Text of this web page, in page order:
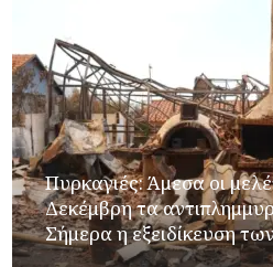
Πυρκαγιές: Άμεσα οι
Δεκέμβρη τα
Σήμερα η εξειδίκευση